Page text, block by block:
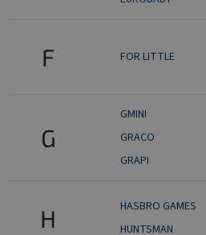
F FOR LITTLE
G
GMINI
GRACO
GRAPI
H
HASBRO GAMES
HUNTSMAN